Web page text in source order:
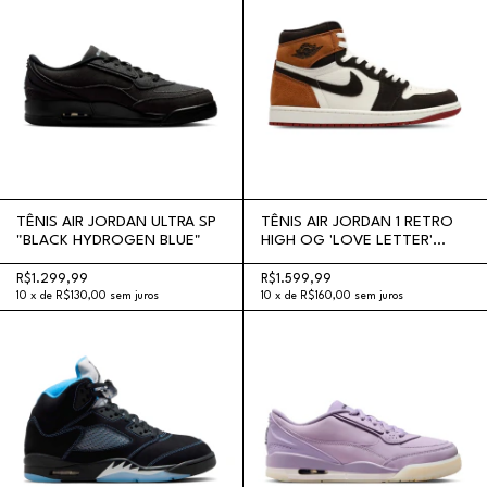
TÊNIS AIR JORDAN ULTRA SP
"BLACK HYDROGEN BLUE"
R$1.299,99
10 x de R$130,00 sem juros
TÊNIS AIR JORDAN 1 RETRO
HIGH OG 'LOVE LETTER'
R$1.599,99
10 x de R$160,00 sem juros